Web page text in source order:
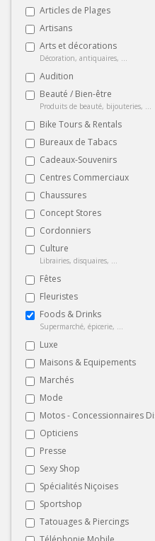
Articles de Plages
Artisans
Arts et décorations
Décoration, antiquaires, ...
Audition
Beauté / Bien-être
Produits de beauté, bijouteries, ...
Bike Tours & Rentals
Bureaux de Tabacs
Cadeaux-Souvenirs
Centres Commerciaux
Chaussures
Concept Stores
Cordonniers
Culture
Librairies, disquaires, ...
Fêtes
Fleuristes
Foods & Drinks
Supermarché, épicerie, ...
Luxe
Maisons & Equipements
Marchés
Mode
Motos - Concessionnaires
Opticiens
Presse
Sexy Shop
Spécialités Niçoises
Sportshop
Tatouages & Piercings